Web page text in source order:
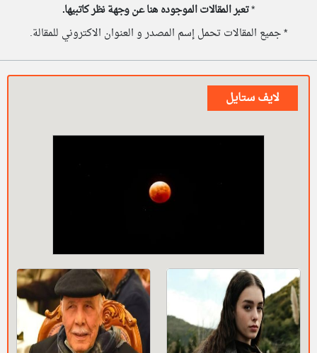
*تعبر المقالات الموجوده هنا عن وجهة نظر كاتبيها.
* جميع المقالات تحمل إسم المصدر و العنوان الاكتروني للمقالة.
لايف ستايل